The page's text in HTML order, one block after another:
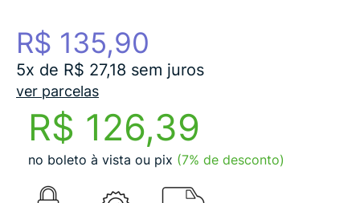
R$ 135,90
5x de R$ 27,18 sem juros
ver parcelas
R$ 126,39
no boleto à vista ou pix (7% de desconto)